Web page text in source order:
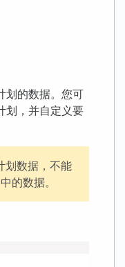
划的数据。您可
划，并自定义要
划数据，不能
的数据。